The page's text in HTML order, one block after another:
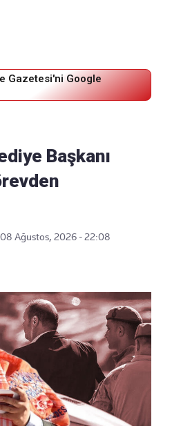
Gazetesi'ni Google
Başkanı
08 Ağustos, 2026 - 22:08